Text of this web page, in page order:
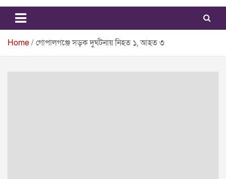
Uttarkantho
News Portal
Home গোপালগঞ্জে সড়ক দুর্ঘটনায় নিহত ১, আহত ৩